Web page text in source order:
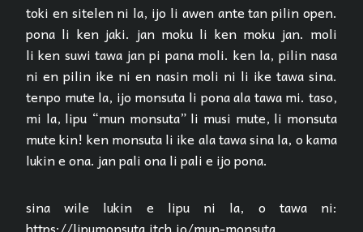
toki en sitelen ni la, ijo li awen ante tan pilin open.
pona li ken jaki. jan moku li ken moku jan. moli
li ken suwi tawa jan pi pana moli. ken la, pilin nasa
ni en pilin ike ni en nasin moli ni li ike tawa sina.
tenpo mute la, ijo monsuta li pona ala tawa mi. taso,
mi la, lipu “mun monsuta” li musi mute, li monsuta
mute kin! ken monsuta li ike ala tawa sina la, o kama
lukin e ona. jan pali ona li pali e ijo pona.
sina wile lukin e lipu ni la, o tawa ni: